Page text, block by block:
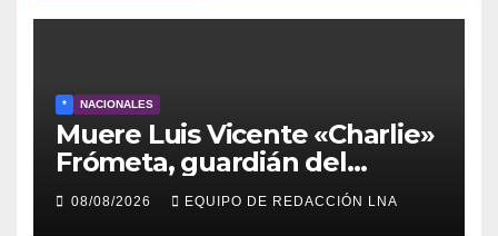
* NACIONALES
Muere Luis Vicente «Charlie»
Frómeta, guardián del
legado musical de la Billo’s
Caracas Boys
08/08/2026 EQUIPO DE REDACCIÓN LNA